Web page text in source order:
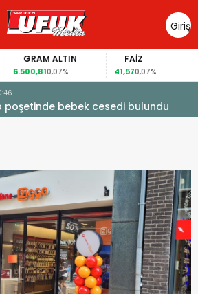
Giriş
Yap
GRAM ALTIN
6.500,810,07%
FAİZ
41,570,07%
poşetinde bebek cesedi bulundu